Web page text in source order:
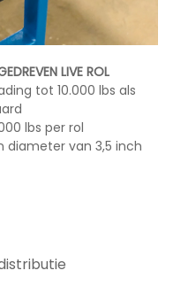
LIVE ROL
tot 10.000 lbs als
lbs per rol
diameter van 3,5 inch